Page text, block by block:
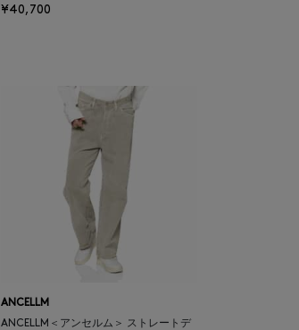
¥40,700
ANCELLM
ANCELLM＜アンセルム＞ ストレートデ